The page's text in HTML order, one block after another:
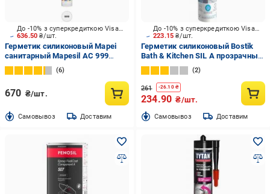
636.50₴/шт.
До -10% з суперкредиткою Visa Вигода
Герметик силиконовый Mapei
санитарный Mapesil AC 999
прозрачный 310 мл
6
670 ₴/шт.
Cамовывоз Доставим
223.15₴/шт.
До -10% з суперкредиткою Visa Вигода
Герметик силиконовый Bostik
Bath & Kitchen SIL А прозрачный
280 мл
2
261 -26.10₴
234.90 ₴/шт.
Cамовывоз Доставим